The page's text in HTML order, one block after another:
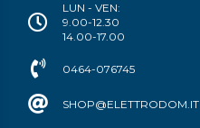
LUN - VEN:
9.00-12.30
14.00-17.00
0464-076745
SHOP@ELETTRODOM.IT